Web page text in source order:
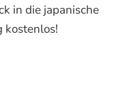
in die japanische
kostenlos!